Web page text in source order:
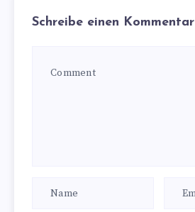
Schreibe einen Kommentar